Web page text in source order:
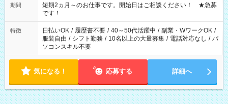
※週最低15時間以上の勤務が必要です
期間
短期2ヵ月～のお仕事です。開始日はご相談ください！ ★急募
です！
特徴 日払いOK / 履歴書不要 / 40～50代活躍中 / 副業・WワークOK /
服装自由 / シフト勤務 / 10名以上の大量募集 / 電話対応なし / パ
ソコンスキル不要
気になる！ 応募する 詳細へ